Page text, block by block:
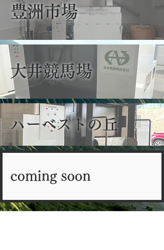
​豊洲市場
​大井競馬場
​ハーベストの丘
coming soon